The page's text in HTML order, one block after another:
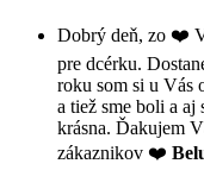
Dobrý deň, zo ❤️
pre dcérku.
roku som si u Vás
a tiež sme boli a
krásna. Ďakujem
zákaznikov ❤️